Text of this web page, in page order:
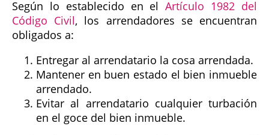
Según lo establecido en elArtículo 1982 del
Código Civil, los arrendadores se encuentran
obligados a:
Entregar al arrendatario la cosa arrendada.
Mantener en buen estado el bien inmueble
arrendado.
Evitar al arrendatario cualquier turbación
en el goce del bien inmueble.